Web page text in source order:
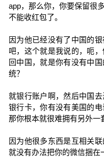
app，那么你，你要保留很
不能收红包了。
因为他已经没有了中国的
吧，这个就是我说的，呃
回中国，就是你有没有中
统？
就银行账户啊，然后中国
银行卡，你有没有美国的
那你根本就很难拥有另外一
因为他很多东西是互相关
就没有办法把你的微信捆在